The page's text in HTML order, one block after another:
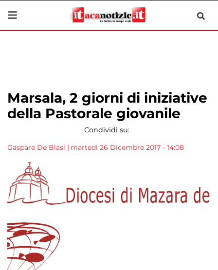
Marsala, 2 giorni di iniziative
della Pastorale giovanile
Condividi su:
Gaspare De Blasi | martedì 26 Dicembre 2017 - 14:08